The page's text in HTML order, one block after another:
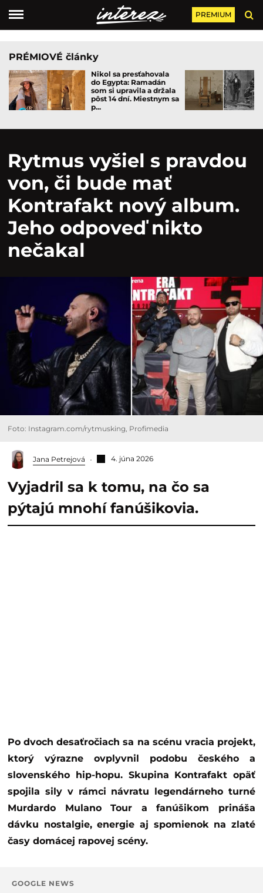
PREMIUM
PRÉMIOVÉ články
Nikol sa presťahovala
do Egypta: Ramadán
som si upravila a držala
pôst 14 dní. Miestnym sa
p...
Rytmus vyšiel s pravdou
von, či bude mať
Kontrafakt nový album.
Jeho odpoveď nikto
nečakal
Foto: Instagram.com/rytmusking, Profimedia
Jana Petrejová 4. júna 2026
Vyjadril sa k tomu, na čo sa
pýtajú mnohí fanúšikovia.
Po dvoch desaťročiach sa na scénu vracia projekt,
ktorý výrazne ovplyvnil podobu českého a
slovenského hip-hopu. Skupina Kontrafakt opäť
spojila sily v rámci návratu legendárneho turné
Murdardo Mulano Tour a fanúšikom prináša
dávku nostalgie, energie aj spomienok na zlaté
časy domácej rapovej scény.
GOOGLE NEWS